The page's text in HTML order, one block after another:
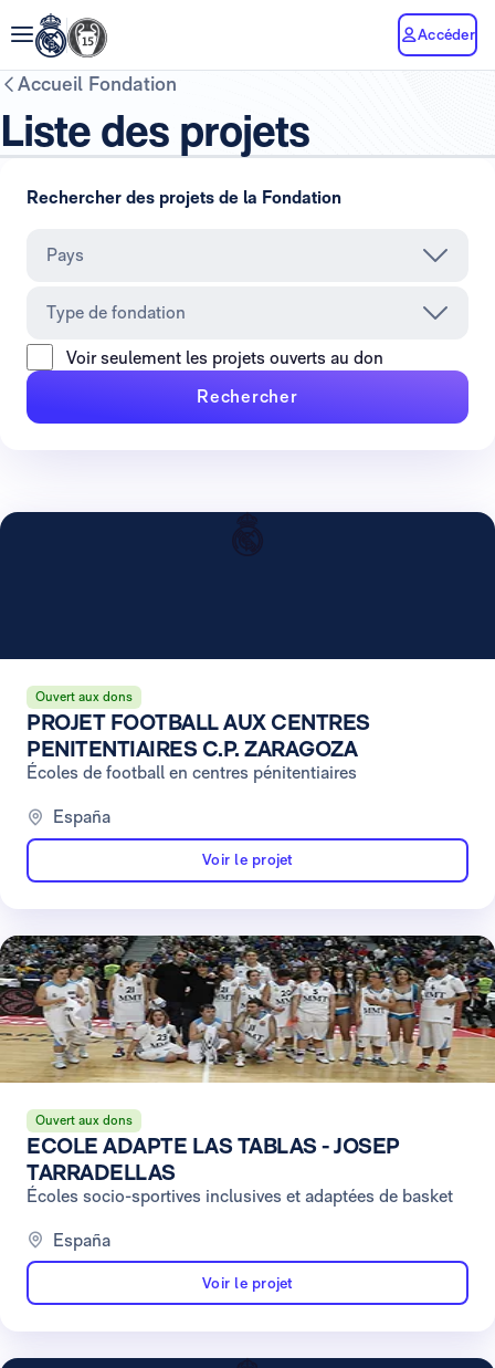
Accéder
Accueil Fondation
Liste des projets
Rechercher des projets de la Fondation
Pays
Type de fondation
Voir seulement les projets ouverts au don
Rechercher
Ouvert aux dons
PROJET FOOTBALL AUX CENTRES
PENITENTIAIRES C.P. ZARAGOZA
Écoles de football en centres pénitentiaires
España
Voir le projet
Ouvert aux dons
ECOLE ADAPTE LAS TABLAS - JOSEP
TARRADELLAS
Écoles socio-sportives inclusives et adaptées de basket
España
Voir le projet